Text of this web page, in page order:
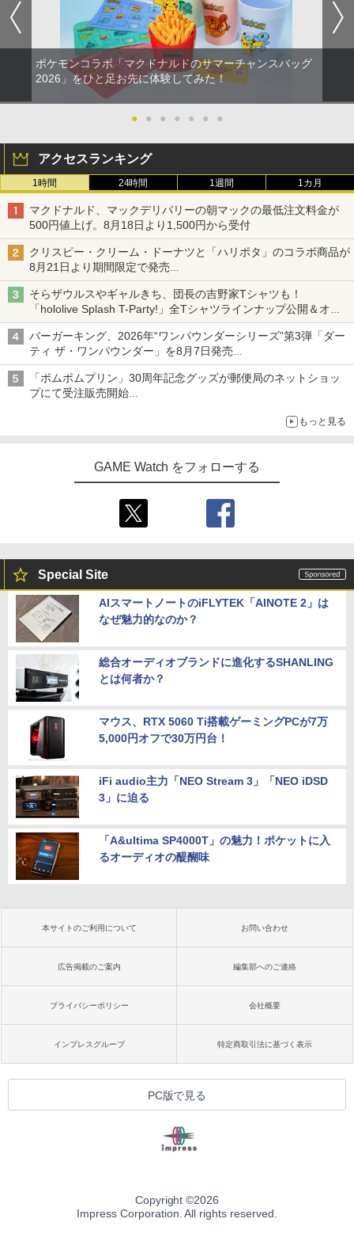
【Amazon.co.jp限定】劇場版モノノ怪
第三章 蛇神 (オリジナル特典:オリジナル
巾着＋メーカー特典:【坤と離】二振りの
剣、十翼より来たる！スタジオ描き下ろ
しイラストボード付) [DVD]
ポケモンコラボ「マクドナルドのサマーチャンスバッグ
2026」をひと足お先に体験してみた！
● ● ● ● ● ● ●
アクセスランキング
1時間 24時間 1週間 1カ月
マクドナルド、マックデリバリーの朝マックの最低注文料金が
500円値上げ。8月18日より1,500円から受付
クリスピー・クリーム・ドーナツと「ハリポタ」のコラボ商品が
8月21日より期間限定で発売
組分け帽子ドーナツなど見た目も楽しい商品が登場
そらザウルスやギャルきち、団長の吉野家Tシャツも！
「hololive Splash T-Party!」全Tシャツラインナップ公開＆オン
ライン販売開始
バーガーキング、2026年“ワンパウンダーシリーズ”第3弾「ダー
ティ ザ・ワンパウンダー」を8月7日発売
「特製ガーリックマヨソース」を使用した超大型チーズバーガー
「ポムポムプリン」30周年記念グッズが郵便局のネットショッ
プにて受注販売開始
もっと見る
GAME Watch をフォローする
Special Site
AIスマートノートのiFLYTEK「AINOTE 2」は
なぜ魅力的なのか？
総合オーディオブランドに進化するSHANLING
とは何者か？
マウス、RTX 5060 Ti搭載ゲーミングPCが7万
5,000円オフで30万円台！
iFi audio主力「NEO Stream 3」「NEO iDSD
3」に迫る
「A&ultima SP4000T」の魅力！ポケットに入
るオーディオの醍醐味
本サイトのご利用について お問い合わせ
広告掲載のご案内 編集部へのご連絡
プライバシーポリシー 会社概要
インプレスグループ 特定商取引法に基づく表示
PC版で見る
Copyright ©2026
Impress Corporation. All rights reserved.